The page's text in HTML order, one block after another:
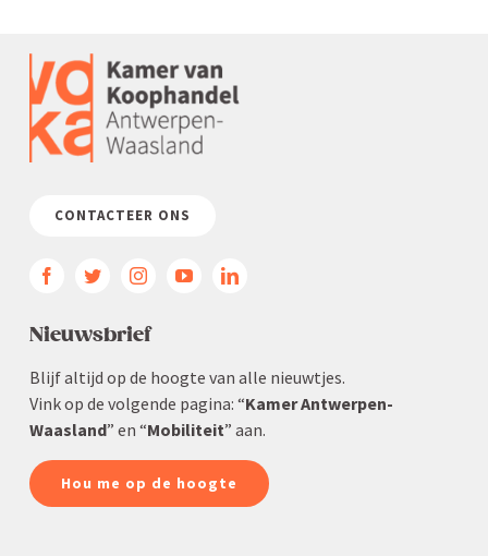
CONTACTEER ONS
Nieuws­brief
Blijf altijd op de hoogte van alle nieuwtjes.
Vink op de volgende pagina: “Kamer Antwerpen-
Waasland” en “Mobiliteit” aan.
Hou me op de hoogte